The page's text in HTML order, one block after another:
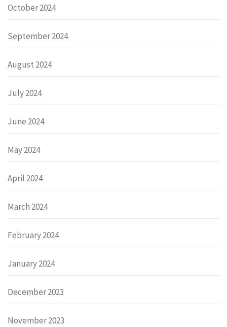
October 2024
September 2024
August 2024
July 2024
June 2024
May 2024
April 2024
March 2024
February 2024
January 2024
December 2023
November 2023